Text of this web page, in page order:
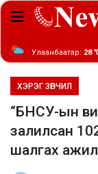
Улаанбаатар: 28
ХЭРЭГ ЗӨРЧИЛ
“БНСУ-ын
залилсан 102
шалгах